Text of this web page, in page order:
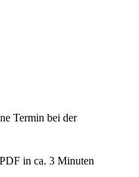
Termin bei der
in ca. 3 Minuten